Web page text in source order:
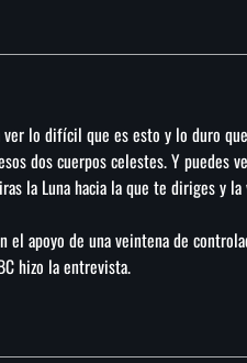
ver lo difícil que es esto y lo duro
dos cuerpos celestes. Y puedes
la Luna hacia la que te diriges y la
el apoyo de una veintena de
hizo la entrevista.